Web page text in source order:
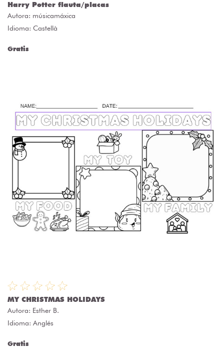
Harry Potter flauta/placas
Autora: músicamáxica
Idioma: Castellà
Gratis
MY CHRISTMAS HOLIDAYS
Autora: Esther B.
Idioma: Anglés
Gratis